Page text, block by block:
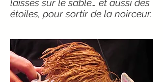
laissés sur le sable… et aussi des
étoiles, pour sortir de la noirceur.